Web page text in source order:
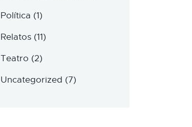
Política (1)
Relatos (11)
Teatro (2)
Uncategorized (7)